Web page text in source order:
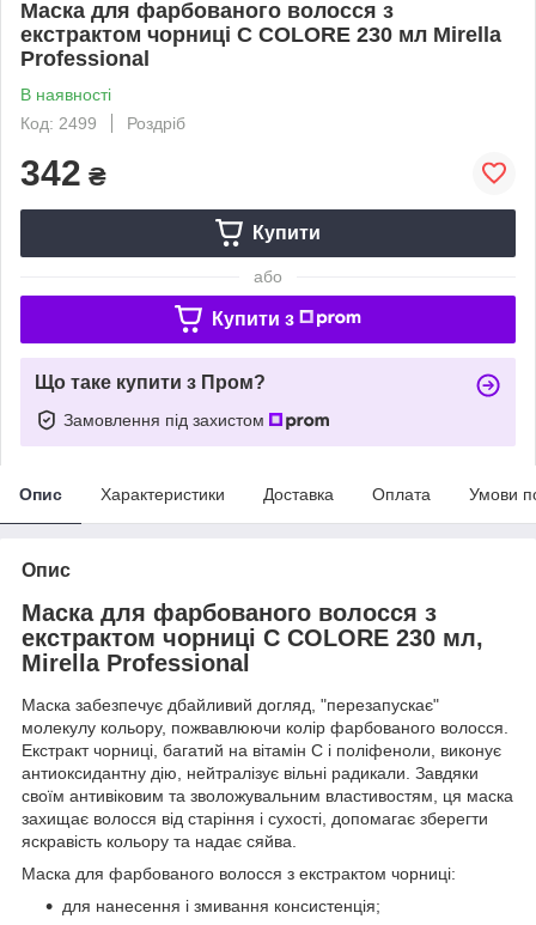
Маска для фарбованого волосся з
екстрактом чорниці C COLORE 230 мл Mirella
Professional
В наявності
Код: 2499
Роздріб
342 ₴
Купити
або
Купити з
Що таке купити з Пром?
Замовлення під захистом
Опис Характеристики Доставка Оплата Умови
Опис
Маска для фарбованого волосся з
екстрактом чорниці C COLORE 230 мл,
Mirella Professional
Маска забезпечує дбайливий догляд, "перезапускає"
молекулу кольору, пожвавлюючи колір фарбованого волосся.
Екстракт чорниці, багатий на вітамін С і поліфеноли, виконує
антиоксидантну дію, нейтралізує вільні радикали. Завдяки
своїм антивіковим та зволожувальним властивостям, ця маска
захищає волосся від старіння і сухості, допомагає зберегти
яскравість кольору та надає сяйва.
Маска для фарбованого волосся з екстрактом чорниці:
для нанесення і змивання консистенція;